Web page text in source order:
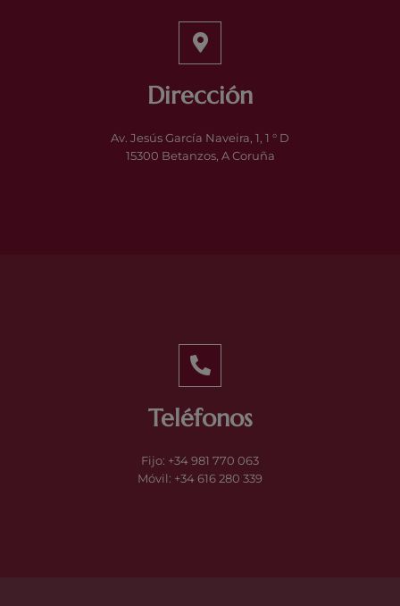
Dirección
Av. Jesús García Naveira, 1, 1 ° D
15300 Betanzos, A Coruña
Teléfonos
Fijo: +34 981 770 063
Móvil: +34 616 280 339